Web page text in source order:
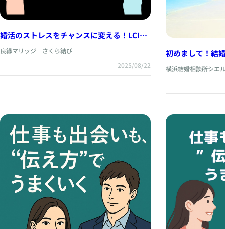
婚活のストレスをチャンスに変える！LCIQ
良縁マリッジ さくら結び
2025/08/22
初めまして！結
NORIです。
横浜結婚相談所シエ